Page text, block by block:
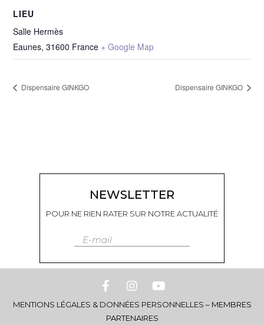
LIEU
Salle Hermès
Eaunes, 31600 France + Google Map
Dispensaire GINKGO Dispensaire GINKGO
NEWSLETTER
POUR NE RIEN RATER SUR NOTRE ACTUALITÉ
E-mail
MENTIONS LÉGALES & DONNÉES PERSONNELLES – MEMBRES
PARTENAIRES